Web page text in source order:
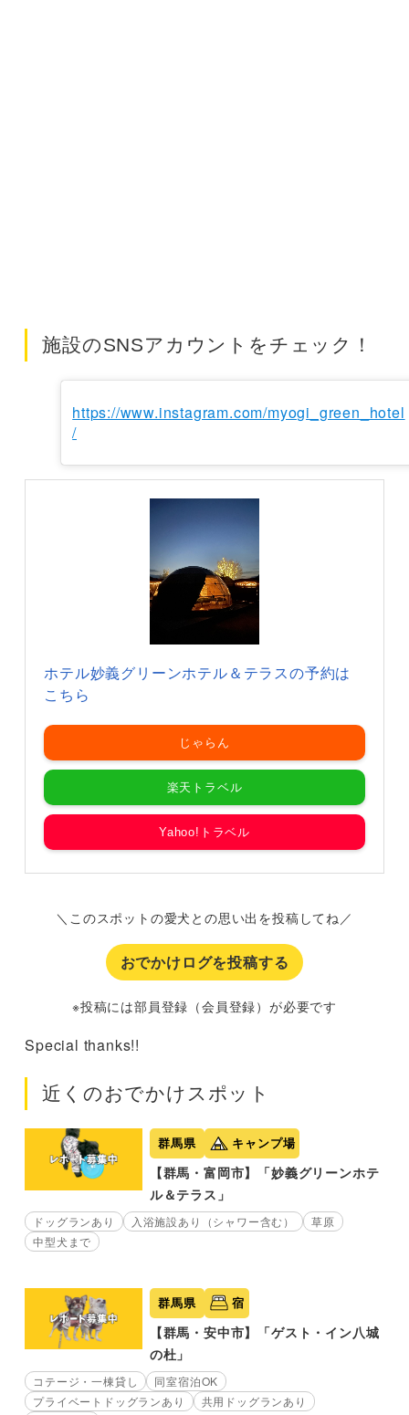
施設のSNSアカウントをチェック！
https://www.instagram.com/myogi_green_hotel
/
ホテル妙義グリーンホテル＆テラスの予約は
こちら
じゃらん
楽天トラベル
Yahoo!トラベル
＼このスポットの愛犬との思い出を投稿してね／
おでかけログを投稿する
※投稿には部員登録（会員登録）が必要です
Special thanks!!
近くのおでかけスポット
群馬県 キャンプ場
【群馬・富岡市】「妙義グリーンホテ
ル＆テラス」
ドッグランあり 入浴施設あり（シャワー含む）
草原
中型犬まで
群馬県 宿
【群馬・安中市】「ゲスト・イン八城
の杜」
コテージ・一棟貸し
同室宿泊OK
プライベートドッグランあり
共用ドッグランあり